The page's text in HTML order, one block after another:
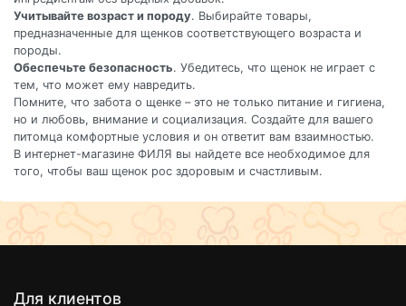
Учитывайте возраст и породу. Выбирайте товары,
предназначенные для щенков соответствующего возраста и
породы.
Обеспечьте безопасность. Убедитесь, что щенок не играет с
тем, что может ему навредить.
Помните, что забота о щенке – это не только питание и гигиена,
но и любовь, внимание и социализация. Создайте для вашего
питомца комфортные условия и он ответит вам взаимностью.
В интернет-магазине ФИЛЯ вы найдете все необходимое для
того, чтобы ваш щенок рос здоровым и счастливым.
Для клиентов